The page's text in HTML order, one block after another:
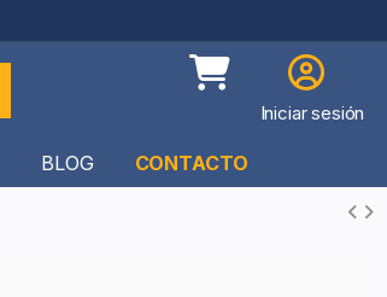
Iniciar sesión
BLOG CONTACTO